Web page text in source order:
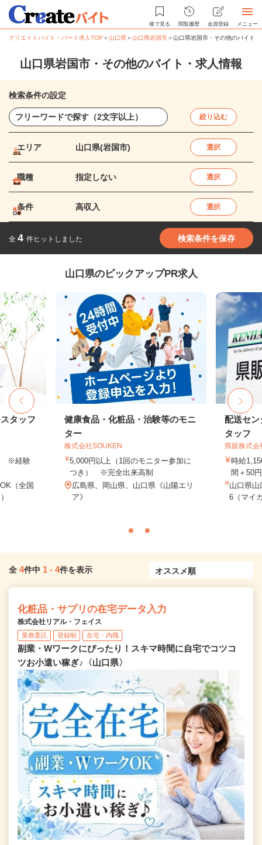
後で見る 閲覧履歴 会員登録 メニュー
クリエイトバイト・パート求人TOP ＞山口県＞山口県岩国市＞山口県岩国市・その他のバイト
山口県岩国市・その他のバイト・求人情報
検索条件の設定
絞り込む
エリア 山口県(岩国市) 選択
職種 指定しない 選択
条件 高収入 選択
全 4 件ヒットしました 検索条件を保存
山口県のピックアップPR求人
タッフ
※経験
（全国
健康食品・化粧品・治験等のモニ
ター
株式会社SOUKEN
5,000円以上（1回のモニター参加に
つき） ※完全出来高制
広島県、岡山県、山口県《山陽エリ
ア》
配送セン
タッフ
県販株式会
時給
間＋50
山口県山
6（マイ
全 4件中 1 - 4件を表示
化粧品・サプリの在宅データ入力
株式会社リアル・フェイス
業務委託 登録制 在宅・内職
副業・Wワークにぴったり！スキマ時間に自宅でコツコ
ツお小遣い稼ぎ♪〈山口県〉